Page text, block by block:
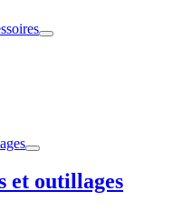
et outillages